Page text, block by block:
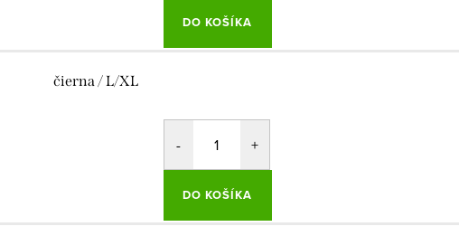
DO KOŠÍKA
čierna / L/XL
DO KOŠÍKA